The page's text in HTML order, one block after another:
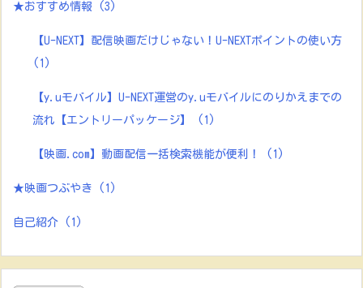
★おすすめ情報 (3)
【U-NEXT】配信映画だけじゃない！U-NEXTポイントの使い方
(1)
【y.uモバイル】U-NEXT運営のy.uモバイルにのりかえまでの
流れ【エントリーパッケージ】
(1)
【映画.com】動画配信一括検索機能が便利！ (1)
★映画つぶやき (1)
自己紹介 (1)